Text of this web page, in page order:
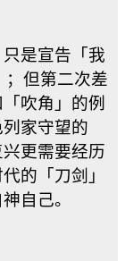
是宣告「我
；但第二次差
吹角」的例
家守望的
更需要经历
的「刀剑」
自己。